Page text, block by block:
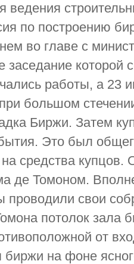
ведения
по построению
во главе с
которой
работы, а 23
большом
Биржи. Затем
Это был
средства купцов.
де Томоном.
проводили свои
потолок зала
от
биржи на фоне